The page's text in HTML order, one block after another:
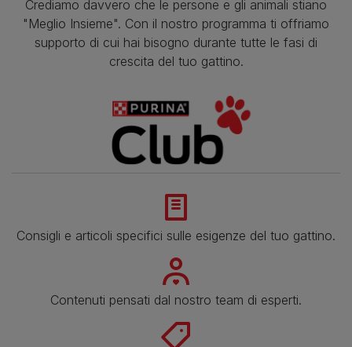
Crediamo davvero che le persone e gli animali stiano
"Meglio Insieme". Con il nostro programma ti offriamo
supporto di cui hai bisogno durante tutte le fasi di
crescita del tuo gattino.
Consigli e articoli specifici sulle esigenze del tuo gattino.
Contenuti pensati dal nostro team di esperti.